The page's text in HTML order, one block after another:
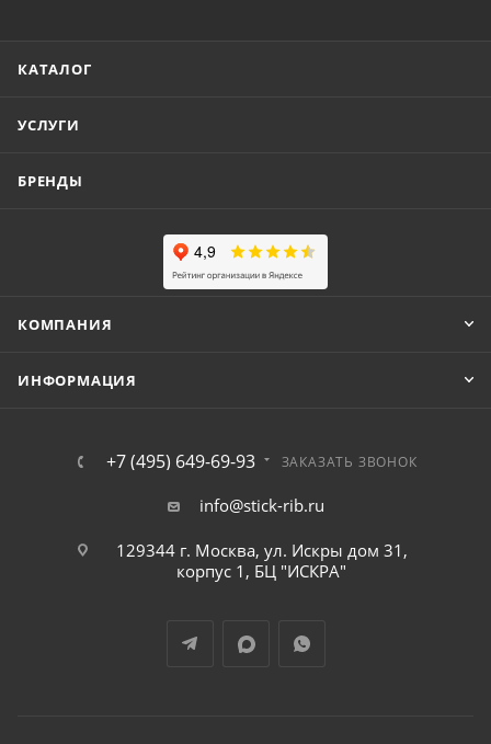
КАТАЛОГ
УСЛУГИ
БРЕНДЫ
КОМПАНИЯ
ИНФОРМАЦИЯ
+7 (495) 649-69-93 ЗАКАЗАТЬ ЗВОНОК
info@stick-rib.ru
129344 г. Москва, ул. Искры дом 31,
корпус 1, БЦ "ИСКРА"